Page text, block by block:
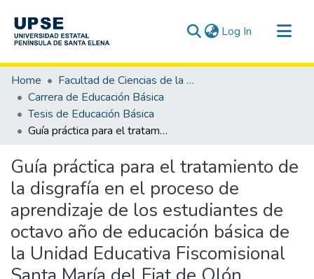
Log In (current)
Communities & Collections
All of DSpace
Statistics
Home
Facultad de Ciencias de la Educación e Idiomas
Carrera de Educación Básica
Tesis de Educación Básica
Guía práctica para el tratamiento de la disgrafía en el proceso de aprendizaje de los estudiantes de octavo año de educación básica de la Unidad Educativa Fiscomisional Santa María del Fiat de Olón, Parroquia Manglaralto de La Provincia de Santa Elena, año lectivo 2.011 – 2.012.
Guía práctica para el tratamiento de
la disgrafía en el proceso de
aprendizaje de los estudiantes de
octavo año de educación básica de
la Unidad Educativa Fiscomisional